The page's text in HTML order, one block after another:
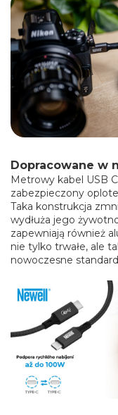
Dopracowane w
Metrowy kabel USB
zabezpieczony
Taka konstrukcja
wydłuża jego
zapewniają również
nie tylko trwałe, ale
nowoczesne